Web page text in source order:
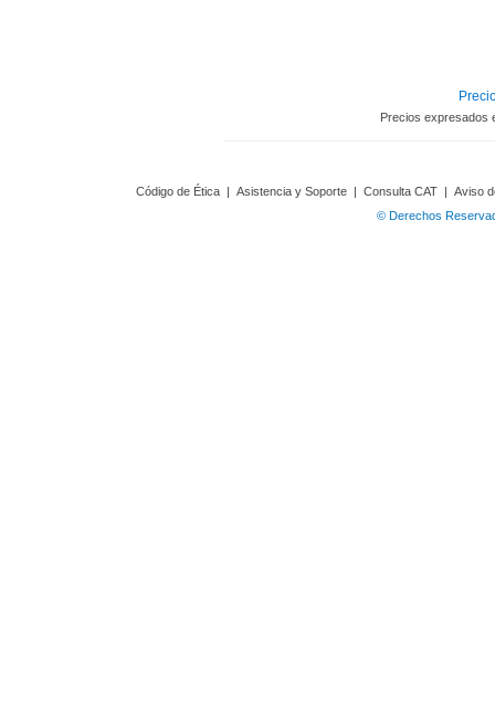
Precios expresados
Código de Ética | Asistencia y Soporte | Consulta CAT | Aviso
© Derechos